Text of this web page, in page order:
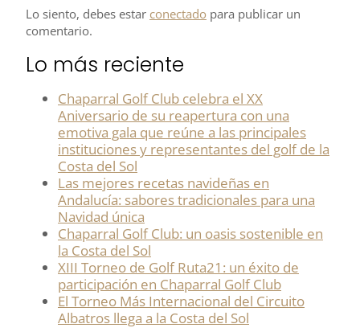
Lo siento, debes estar conectado para publicar un
comentario.
Lo más reciente
Chaparral Golf Club celebra el XX
Aniversario de su reapertura con una
emotiva gala que reúne a las principales
instituciones y representantes del golf de la
Costa del Sol​
Las mejores recetas navideñas en
Andalucía: sabores tradicionales para una
Navidad única
Chaparral Golf Club: un oasis sostenible en
la Costa del Sol
XIII Torneo de Golf Ruta21: un éxito de
participación en Chaparral Golf Club
El Torneo Más Internacional del Circuito
Albatros llega a la Costa del Sol